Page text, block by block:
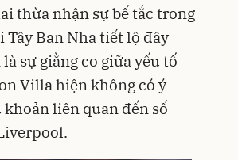
thừa nhận sự bế tắc trong
Ban Nha tiết lộ đây
sự giằng co giữa yếu tố
Villa hiện không có ý
liên quan đến số